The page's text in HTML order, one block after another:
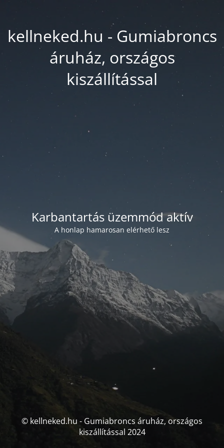
kellneked.hu - Gumiabroncs
áruház, országos
kiszállítással
Karbantartás üzemmód aktív
A honlap hamarosan elérhető lesz
© kellneked.hu - Gumiabroncs áruház, országos
kiszállítással 2024